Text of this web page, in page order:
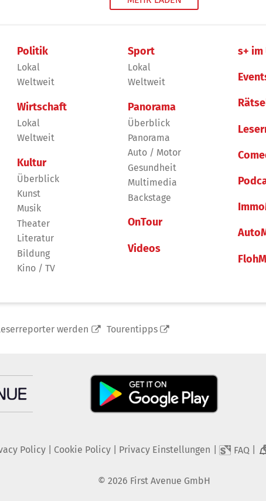
Politik
Lokal
Weltweit
Wirtschaft
Lokal
Weltweit
Kultur
Überblick
Kunst
Musik
Theater
Literatur
Bildung
Kino / TV
Sport
Lokal
Weltweit
Panorama
Überblick
Panorama
Auto / Motor
Gesundheit
Multimedia
Backstage
OnTour
Videos
s+
werden Tourentipps
Policy| Cookie Policy| Privacy Einstellungen FAQ
© 2026 First Avenue GmbH